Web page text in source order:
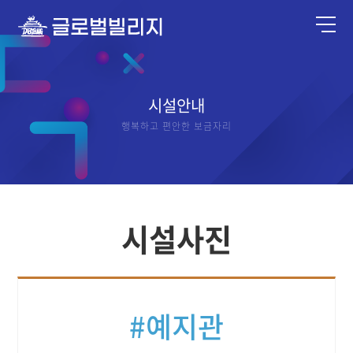
시설안내
행복하고 편안한 보금자리
시설사진
#예지관